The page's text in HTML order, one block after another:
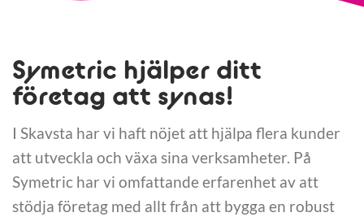
Symetric hjälper ditt
företag att synas!
I Skavsta har vi haft nöjet att hjälpa flera kunder
att utveckla och växa sina verksamheter. På
Symetric har vi omfattande erfarenhet av att
stödja företag med allt från att bygga en robust